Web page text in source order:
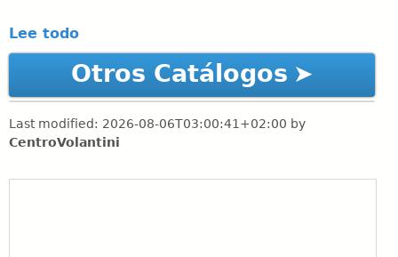
Lee todo
Otros Catálogos
Last modified: 2026-08-06T03:00:41+02:00 by
CentroVolantini